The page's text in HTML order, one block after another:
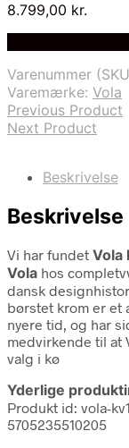
8.799,00 kr.
Varenummer
Varemærke: Vola
Previous Product
Next Product
Beskrivelse
Beskrivelse
Vi har fundet Vola
Vola hos
dansk
børstet krom er et
nyere tid, og har
medvirkende til at
valg i kø
Yderlige
Produkt id: vola-
5705235510205